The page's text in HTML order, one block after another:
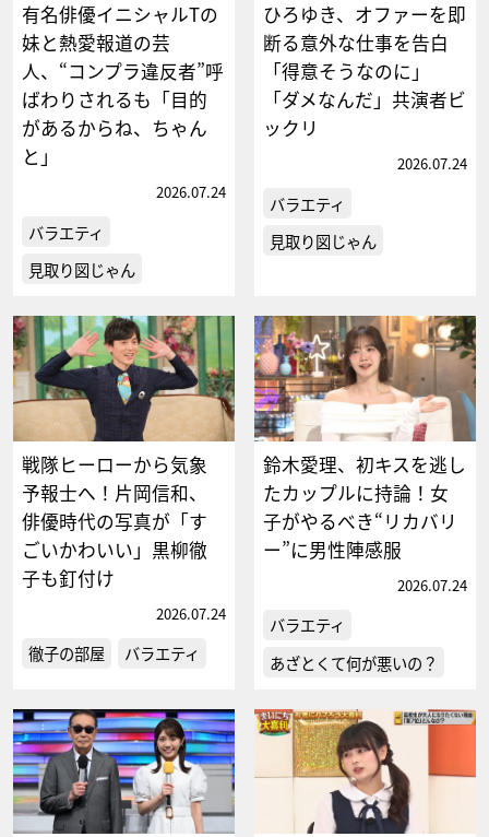
有名俳優イニシャルTの
妹と熱愛報道の芸
人、“コンプラ違反者”呼
ばわりされるも「目的
があるからね、ちゃん
と」
2026.07.24
バラエティ
見取り図じゃん
ひろゆき、オファーを即
断る意外な仕事を告白
「得意そうなのに」
「ダメなんだ」共演者ビ
ックリ
2026.07.24
バラエティ
見取り図じゃん
戦隊ヒーローから気象
予報士へ！片岡信和、
俳優時代の写真が「す
ごいかわいい」黒柳徹
子も釘付け
2026.07.24
徹子の部屋 バラエティ
鈴木愛理、初キスを逃し
たカップルに持論！女
子がやるべき“リカバリ
ー”に男性陣感服
2026.07.24
バラエティ
あざとくて何が悪いの？